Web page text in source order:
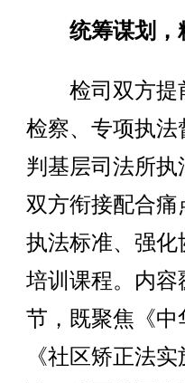
统筹谋划，
检司双方提
检察、专项执
判基层司法所
双方衔接配合
执法标准、强化
培训课程。内
节，既聚焦《
《社区矫正法